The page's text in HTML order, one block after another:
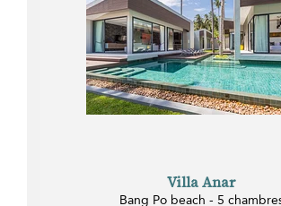
Villa Anar
Bang Po beach - 5